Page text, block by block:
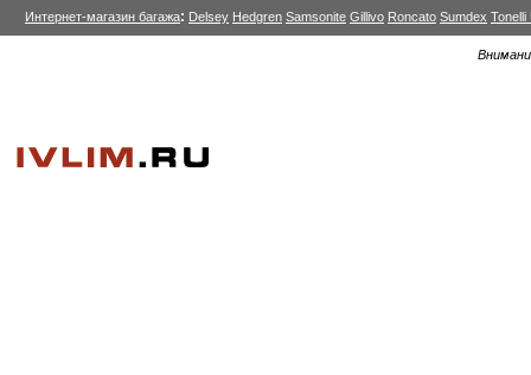
Интернет-магазин багажа: Delsey Hedgren Samsonite Gillivo Roncato Sumdex